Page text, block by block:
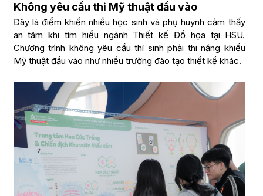
Không yêu cầu thi Mỹ thuật đầu vào
Đây là điểm khiến nhiều học sinh và phụ huynh cảm thấy
an tâm khi tìm hiểu ngành Thiết kế Đồ họa tại HSU.
Chương trình không yêu cầu thí sinh phải thi năng khiếu
Mỹ thuật đầu vào như nhiều trường đào tạo thiết kế khác.